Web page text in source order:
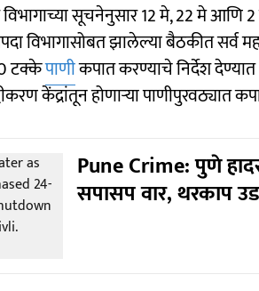
विभागाच्या सूचनेनुसार 12 मे, 22 मे
विभागासोबत झालेल्या बैठकीत सर्व
टक्केपाणीकपात करण्याचे निर्देश
केंद्रांतून होणाऱ्या पाणीपुरवठ्यात
Pune Crime: पुणे
सपासप वार, थरकाप